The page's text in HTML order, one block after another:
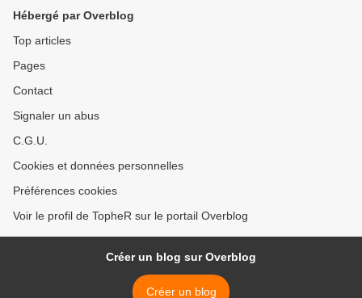
Hébergé par Overblog
Top articles
Pages
Contact
Signaler un abus
C.G.U.
Cookies et données personnelles
Préférences cookies
Voir le profil de TopheR sur le portail Overblog
Créer un blog sur Overblog
Créer un blog